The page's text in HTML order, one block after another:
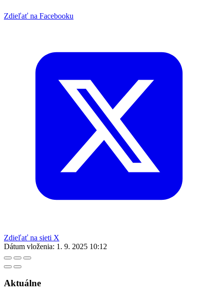
Zdieľať na Facebooku
Zdieľať na sieti X
Dátum vloženia: 1. 9. 2025 10:12
Aktuálne